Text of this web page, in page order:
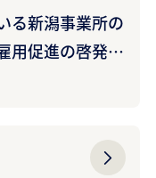
る新潟事業所の
用促進の啓発誌